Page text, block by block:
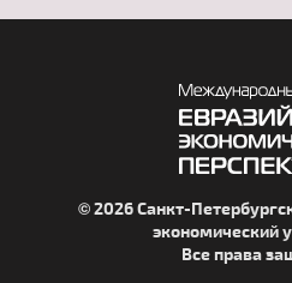
© 2026 Санкт-
экономический
Все права